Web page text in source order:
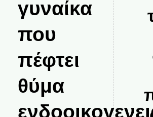
γυναίκα
που
πέφτει
θύμα